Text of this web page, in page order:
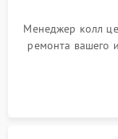
Менеджер колл
ремонта вашего